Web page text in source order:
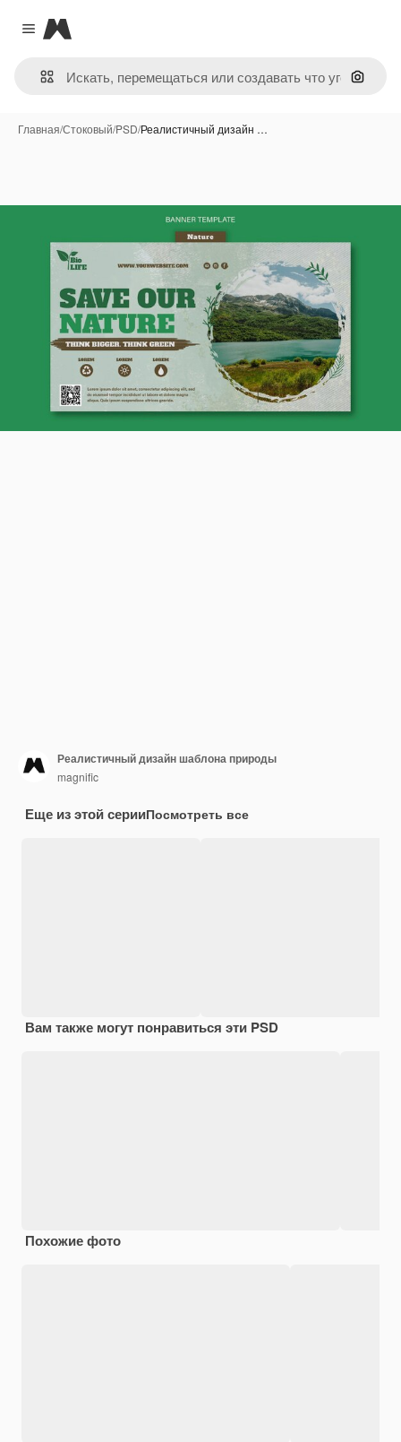
Close menu
Magnific
Поиск
Главная/Стоковый/PSD/Реалистичный дизайн …
Реалистичный дизайн шаблона природы
magnific
Еще из этой серииПосмотреть все
Вам также могут понравиться эти PSD
Похожие фото